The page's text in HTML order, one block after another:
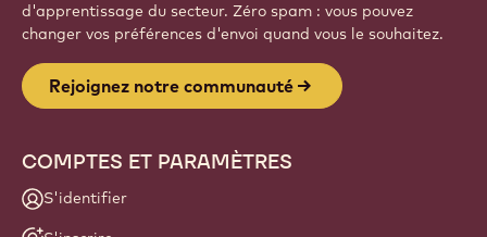
d'apprentissage du secteur. Zéro spam : vous pouvez
changer vos préférences d'envoi quand vous le souhaitez.
Rejoignez notre communauté
COMPTES ET PARAMÈTRES
S'identifier